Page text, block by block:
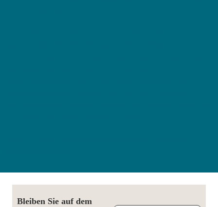
Bleiben Sie auf dem